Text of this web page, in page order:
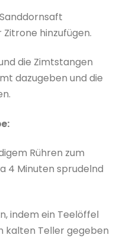
hinzufügen.
die Zimtstangen
dazugeben und die
Rühren zum
4 Minuten sprudelnd
indem ein Teelöffel
kalten Teller gegeben